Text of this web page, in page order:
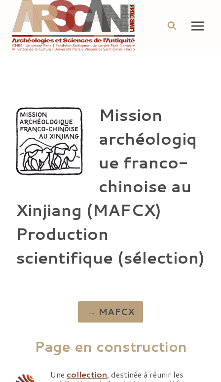
contenu
Mission
archéologiq
ue franco-
chinoise au
Xinjiang (MAFCX)
Production
scientifique (sélection)
→ MAFCX
Page en construction
Une collection , destinée à réunir les